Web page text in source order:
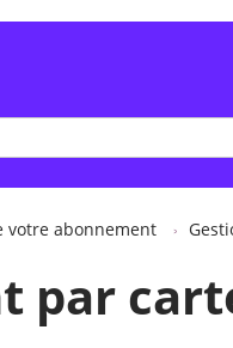
votre abonnement
par